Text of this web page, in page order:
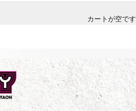
カートが空です